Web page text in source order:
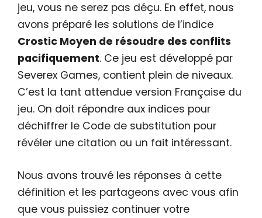
jeu, vous ne serez pas déçu. En effet, nous
avons préparé les solutions de l’indice
Crostic Moyen de résoudre des conflits
pacifiquement. Ce jeu est développé par
Severex Games, contient plein de niveaux.
C’est la tant attendue version Française du
jeu. On doit répondre aux indices pour
déchiffrer le Code de substitution pour
révéler une citation ou un fait intéressant.
Nous avons trouvé les réponses à cette
définition et les partageons avec vous afin
que vous puissiez continuer votre